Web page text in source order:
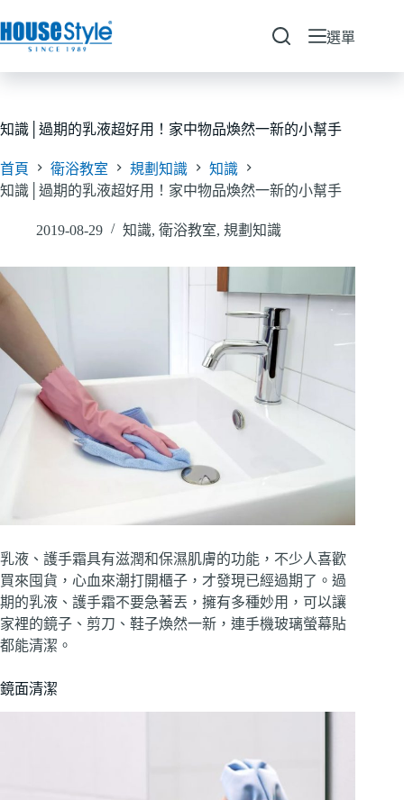
至
要
容
選單
知識│過期的乳液超好用！家中物品煥然一新的小幫手
首頁 衛浴教室 規劃知識
知識
知識│過期的乳液超好用！家中物品煥然一新的小幫手
2019-08-29 知識, 衛浴教室, 規劃知識
乳液、護手霜具有滋潤和保濕肌膚的功能，不少人喜歡
買來囤貨，心血來潮打開櫃子，才發現已經過期了。過
期的乳液、護手霜不要急著丟，擁有多種妙用，可以讓
家裡的鏡子、剪刀、鞋子煥然一新，連手機玻璃螢幕貼
都能清潔。
鏡面清潔